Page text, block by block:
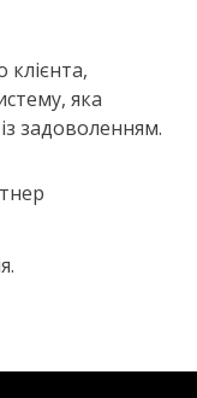
клієнта,
яка
задоволенням.